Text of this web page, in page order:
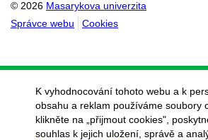
© 2026 Masarykova univerzita
Správce webu
Cookies
K vyhodnocování tohoto webu a k
obsahu a reklam používáme soubory
klikněte na „přijmout cookies",
souhlas k jejich uložení, správě a